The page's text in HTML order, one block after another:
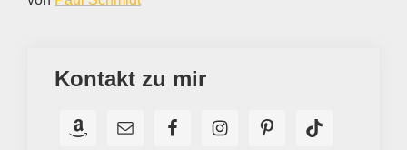
Kontakt zu mir